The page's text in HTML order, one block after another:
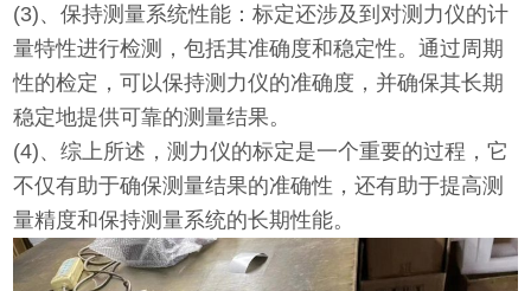
(3)、保持测量系统性能：标定还涉及到对测力仪的计
量特性进行检测，包括其准确度和稳定性。通过周期
性的检定，可以保持测力仪的准确度，并确保其长期
稳定地提供可靠的测量结果。
(4)、综上所述，测力仪的标定是一个重要的过程，它
不仅有助于确保测量结果的准确性，还有助于提高测
量精度和保持测量系统的长期性能。